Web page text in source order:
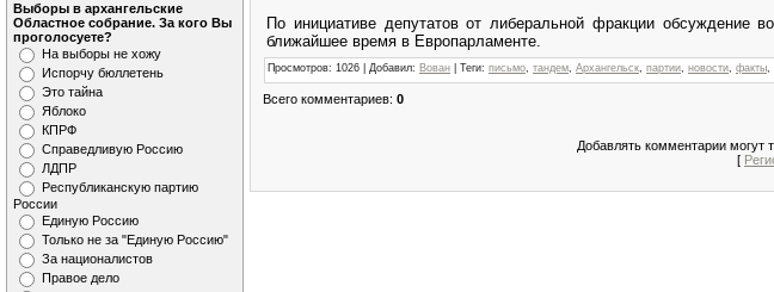
Выборы в архангельские
Областное собрание. За кого Вы
проголосуете?
На выборы не хожу
Испорчу бюллетень
Это тайна
Яблоко
КПРФ
Справедливую Россию
ЛДПР
Республиканскую партию
России
Единую Россию
Только не за "Единую Россию"
За националистов
Правое дело
По инициативе депутатов от либеральной фракции обсуждение
ближайшее время в Европарламенте.
Просмотров: 1026 | Добавил: Вован Теги: письмо тандем Архангельск партии новости факты
Всего комментариев: 0
Добавлять комментарии могут
[